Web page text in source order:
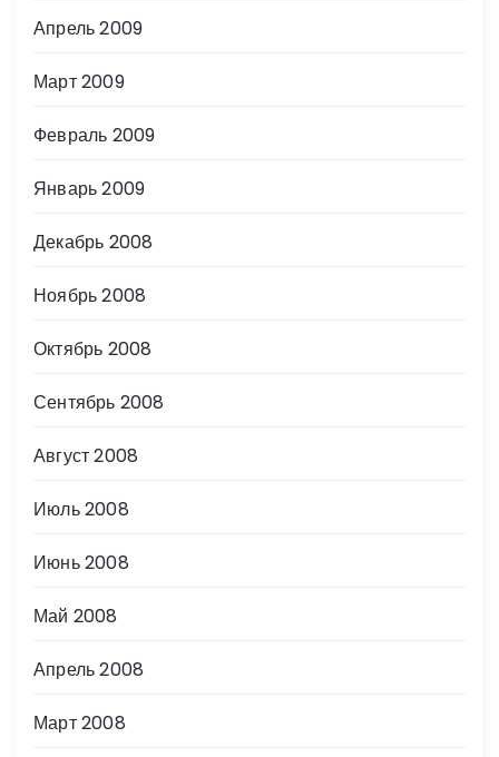
Апрель 2009
Март 2009
Февраль 2009
Январь 2009
Декабрь 2008
Ноябрь 2008
Октябрь 2008
Сентябрь 2008
Август 2008
Июль 2008
Июнь 2008
Май 2008
Апрель 2008
Март 2008